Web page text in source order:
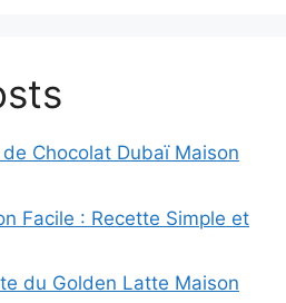
Chocolat Dubaï Maison
Facile : Recette Simple et
du Golden Latte Maison